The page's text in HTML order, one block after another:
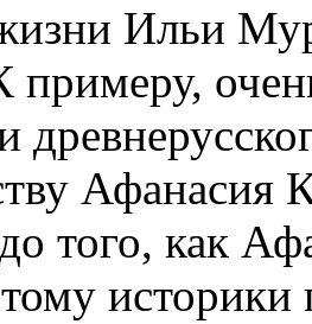
Ильи
примеру,
того, как
историки